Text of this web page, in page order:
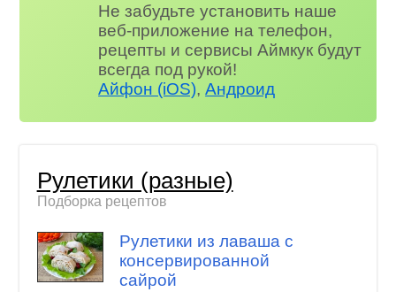
Не забудьте установить наше
веб-приложение на телефон,
рецепты и сервисы Аймкук будут
всегда под рукой!
Айфон (iOS),Андроид
Рулетики (разные)
Подборка рецептов
Рулетики из лаваша с
консервированной
сайрой